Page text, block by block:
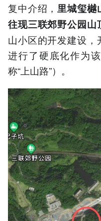
复中介绍， 里城玺樾
往现三联郊野公园山
山小区的开发建设
进行了硬底化作为
称“上山路”）。